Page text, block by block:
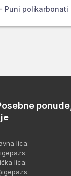
- Puni polikarbonati
ponude,
lica:
lica: